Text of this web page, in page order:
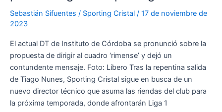
Sebastián Sifuentes / Sporting Cristal / 17 de noviembre de
2023
El actual DT de Instituto de Córdoba se pronunció sobre la
propuesta de dirigir al cuadro ‘rimense’ y dejó un
contundente mensaje. Foto: Líbero Tras la repentina salida
de Tiago Nunes, Sporting Cristal sigue en busca de un
nuevo director técnico que asuma las riendas del club para
la próxima temporada, donde afrontarán Liga 1